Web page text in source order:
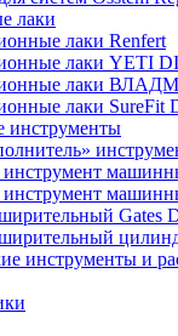
лаки
лаки Renfert
лаки YETI
лаки
лаки SureFit
инструменты
Gates
инструменты и